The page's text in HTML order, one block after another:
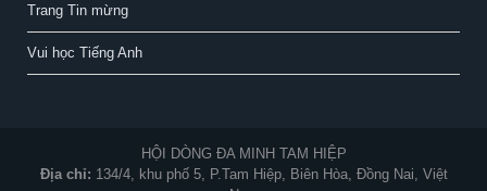
Trang Tin mừng
Vui học Tiếng Anh
HỘI DÒNG ĐA MINH TAM HIỆP
Địa chỉ: 134/4, khu phố 5, P.Tam Hiệp, Biên Hòa, Đồng Nai, Việt